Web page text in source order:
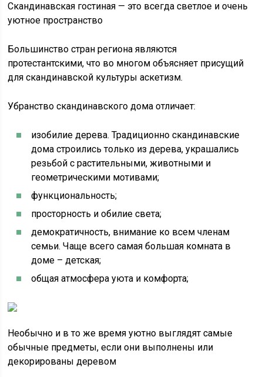
Скандинавская гостиная — это всегда светлое и очень
уютное пространство
Большинство стран региона являются
протестантскими, что во многом объясняет присущий
для скандинавской культуры аскетизм.
Убранство скандинавского дома отличает:
изобилие дерева. Традиционно скандинавские
дома строились только из дерева, украшались
резьбой с растительными, животными и
геометрическими мотивами;
функциональность;
просторность и обилие света;
демократичность, внимание ко всем членам
семьи. Чаще всего самая большая комната в
доме – детская;
общая атмосфера уюта и комфорта;
Необычно и в то же время уютно выглядят самые
обычные предметы, если они выполнены или
декорированы деревом